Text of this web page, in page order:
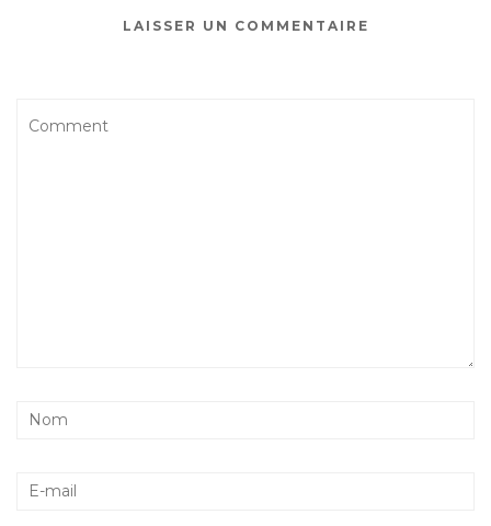
LAISSER UN COMMENTAIRE